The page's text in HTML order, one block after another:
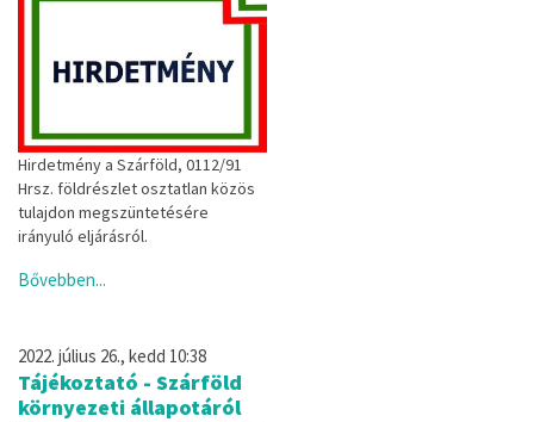
Hirdetmény a Szárföld, 0112/91
Hrsz. földrészlet osztatlan közös
tulajdon megszüntetésére
irányuló eljárásról.
Bővebben...
2022. július 26., kedd 10:38
Tájékoztató - Szárföld
környezeti állapotáról